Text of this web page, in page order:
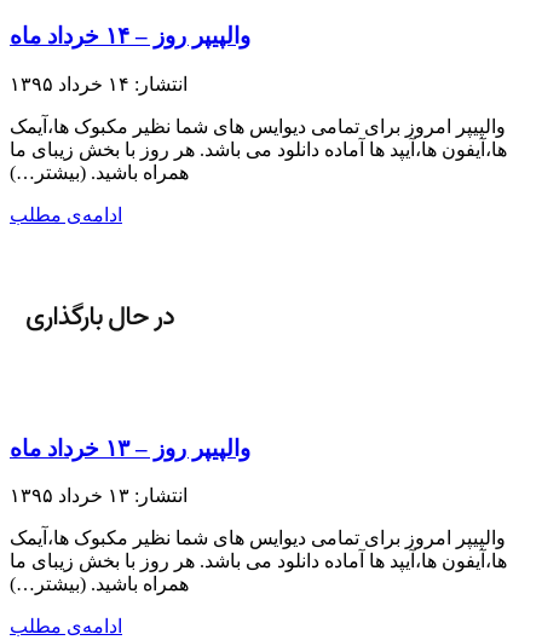
والپیپر روز – ۱۴ خرداد ماه
انتشار: ۱۴ خرداد ۱۳۹۵
والپیپر امروز برای تمامی دیوایس های شما نظیر مکبوک ها،آیمک
ها،آیفون ها،آیپد ها آماده دانلود می باشد. هر روز با بخش زیبای ما
همراه باشید.​ (بیشتر…)
ادامه‌ی مطلب
والپیپر روز – ۱۳ خرداد ماه
انتشار: ۱۳ خرداد ۱۳۹۵
والپیپر امروز برای تمامی دیوایس های شما نظیر مکبوک ها،آیمک
ها،آیفون ها،آیپد ها آماده دانلود می باشد. هر روز با بخش زیبای ما
همراه باشید.​ (بیشتر…)
ادامه‌ی مطلب